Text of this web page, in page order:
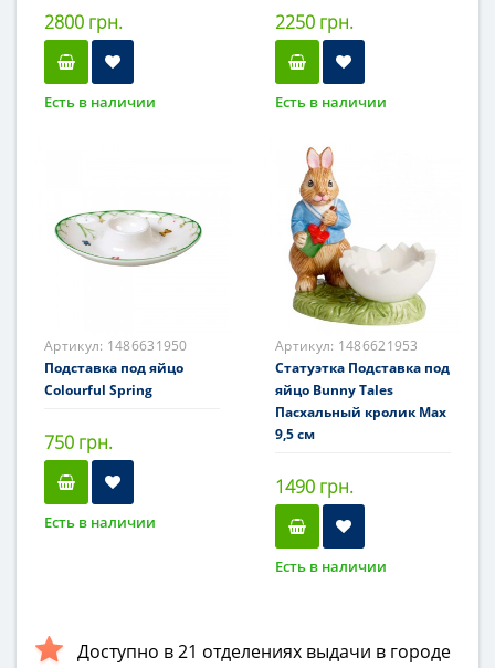
2800 грн.
Есть в наличии
2250 грн.
Есть в наличии
Артикул: 1486631950
Подставка под яйцо
Colourful Spring
750 грн.
Есть в наличии
Артикул: 1486621953
Статуэтка Подставка под
яйцо Bunny Tales
Пасхальный кролик Max
9,5 см
1490 грн.
Есть в наличии
Доступно в 21 отделениях выдачи в городе